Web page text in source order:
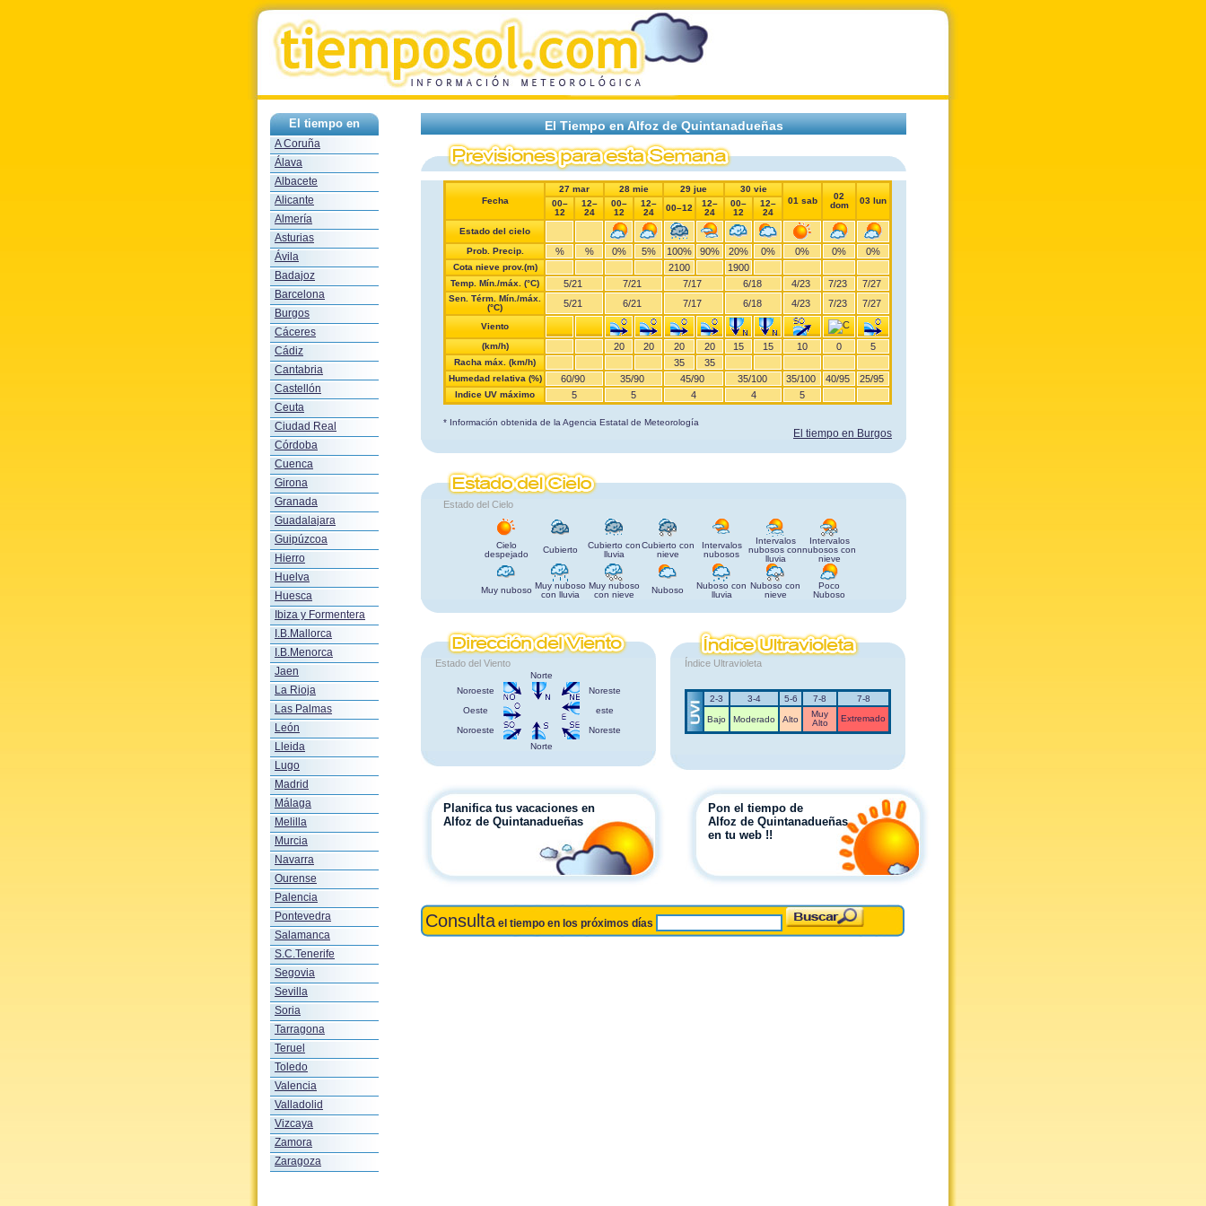
El tiempo en
A Coruña
Álava
Albacete
Alicante
Almería
Asturias
Ávila
Badajoz
Barcelona
Burgos
Cáceres
Cádiz
Cantabria
Castellón
Ceuta
Ciudad Real
Córdoba
Cuenca
Girona
Granada
Guadalajara
Guipúzcoa
Hierro
Huelva
Huesca
Ibiza y Formentera
I.B.Mallorca
I.B.Menorca
Jaen
La Rioja
Las Palmas
León
Lleida
Lugo
Madrid
Málaga
Melilla
Murcia
Navarra
Ourense
Palencia
Pontevedra
Salamanca
S.C.Tenerife
Segovia
Sevilla
Soria
Tarragona
Teruel
Toledo
Valencia
Valladolid
Vizcaya
Zamora
Zaragoza
El Tiempo en Alfoz de Quintanadueñas
Fecha
27 mar 28 mie 29 jue
30 vie
01 sab
02
dom
03 lun
00–
12
12–
24
00–
12
12–
24
00–12
12–
24
00–
12
12–
24
Estado del cielo
Prob. Precip.
% % 0% 5% 100% 90% 20% 0% 0% 0% 0%
Cota nieve prov.(m) 2100 1900
Temp. Mín./máx. (°C) 5/21 7/21 7/17 6/18 4/23 7/23 7/27
Sen. Térm. Mín./máx.
(°C)
5/21 6/21 7/17 6/18 4/23 7/23 7/27
Viento
(km/h)
20 20 20 20 15 15 10 0 5
Racha máx. (km/h) 35 35
Humedad relativa (%) 60/90 35/90 45/90 35/100 35/100 40/95 25/95
Indice UV máximo 5 5 4 4 5
* Información obtenida de la Agencia Estatal de Meteorología
El tiempo en Burgos
Estado del Cielo
Cielo
despejado
Cubierto
Cubierto con
lluvia
Cubierto con
nieve
Intervalos
nubosos
Intervalos
nubosos con
lluvia
Intervalos
nubosos con
nieve
Muy nuboso Muy nuboso
con lluvia
Muy nuboso
con nieve
Nuboso
Nuboso con
lluvia
Nuboso con
nieve
Poco
Nuboso
Estado del Viento
Norte
Noroeste
Noreste
Oeste
este
Noroeste
Noreste
Norte
Índice Ultravioleta
2-3 3-4 5-6 7-8 7-8
Bajo Moderado Alto
Muy
Alto
Extremado
Pon el tiempo de
Alfoz de Quintanadueñas
en tu web !!
Planifica tus vacaciones en
Alfoz de Quintanadueñas
Consulta el tiempo en los próximos días